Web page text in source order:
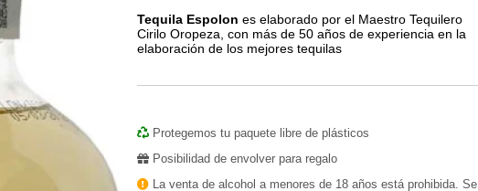
Tequila Espolon es elaborado por el Maestro Tequilero
Cirilo Oropeza, con más de 50 años de experiencia en la
elaboración de los mejores tequilas
Protegemos tu paquete libre de plásticos
Posibilidad de envolver para regalo
La venta de alcohol a menores de 18 años está prohibida. Se